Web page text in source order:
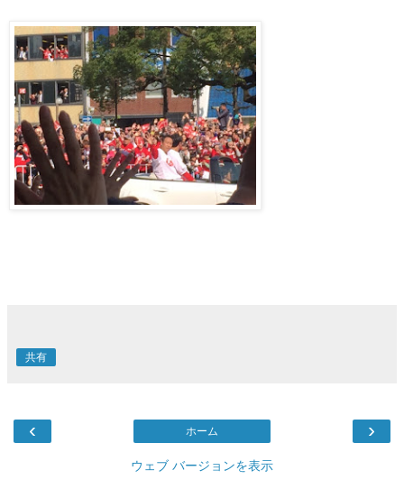
共有
‹ ›
ホーム
ウェブ バージョンを表示